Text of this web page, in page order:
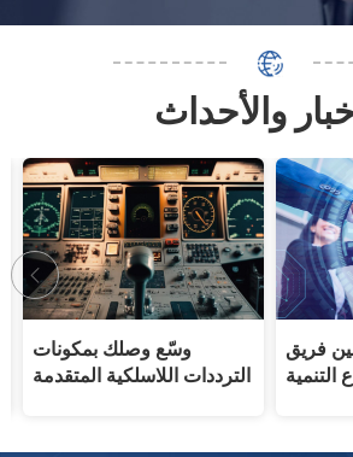
والأحداث
وسّع وصلك بمكونات
الترددات اللاسلكية المتقدمة
فريق
التنمية